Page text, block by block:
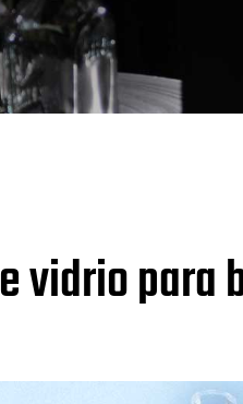
espirituosas
espirituosas
espirituosas
vidrio para